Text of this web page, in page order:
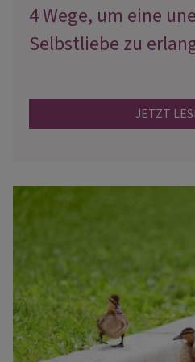
4 Wege, um eine
Selbstliebe zu
JETZT